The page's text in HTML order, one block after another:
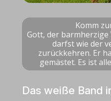
Komm
Gott, der barmherzige
darfst wie der
zurückkehren. Er
gemästet. Es ist
Das weiße Band